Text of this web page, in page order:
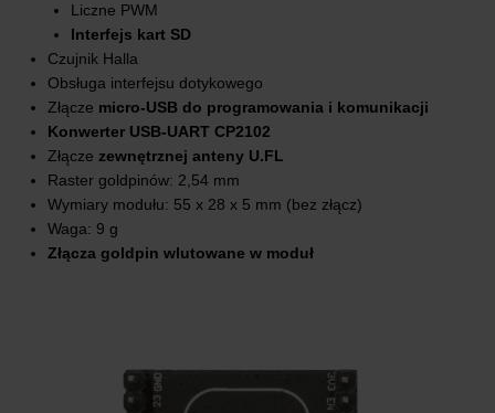
Liczne PWM
Interfejs kart SD
Czujnik Halla
Obsługa interfejsu dotykowego
Złącze micro-USB do programowania i komunikacji
Konwerter USB-UART CP2102
Złącze zewnętrznej anteny U.FL
Raster goldpinów: 2,54 mm
Wymiary modułu: 55 x 28 x 5 mm (bez złącz)
Waga: 9 g
Złącza goldpin wlutowane w moduł